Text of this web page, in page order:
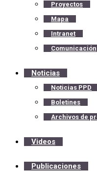
Proyectos
Mapa
Intranet
Comunicación
Noticias
Noticias PPD
Boletines
Archivos de
Videos
Publicaciones